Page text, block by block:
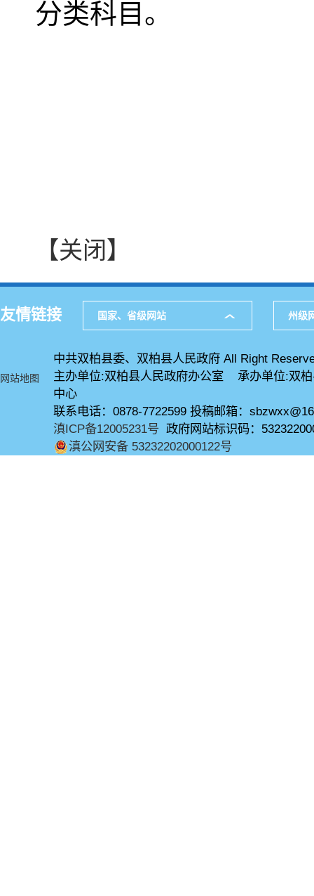
分类科目。
【关闭】
友情链接 国家、省级网站 州级
网站地图
中共双柏县委、双柏县人民政府 All Right
主办单位:双柏县人民政府办公室 承办单位:双
中心
联系电话：0878-7722599 投稿邮箱：
滇ICP备12005231号 政府网站标识码：
滇公网安备 53232202000122号